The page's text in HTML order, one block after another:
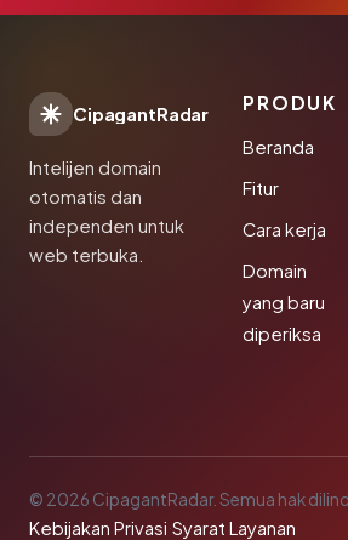
CipagantRadar
Intelijen domain
otomatis dan
independen untuk
web terbuka.
PRODUK
Beranda
Fitur
Cara kerja
Domain
yang baru
diperiksa
© 2026 CipagantRadar. Semua hak
Kebijakan Privasi·Syarat Layanan